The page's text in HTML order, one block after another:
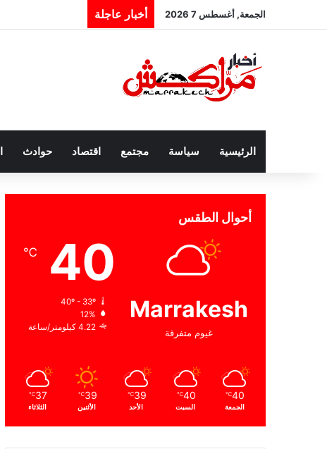
الجمعة, أغسطس 7 2026 أخبار عاجلة
الرئيسية سياسة مجتمع اقتصاد حوادث
أحوال الطقس
Marrakesh
غيوم متفرقة
40
℃
40º - 33º
12%
4.22 كيلومتر/ساعة
40
℃
الجمعة
40
℃
السبت
39
℃
الأحد
39
℃
الأثنين
37
℃
الثلاثاء